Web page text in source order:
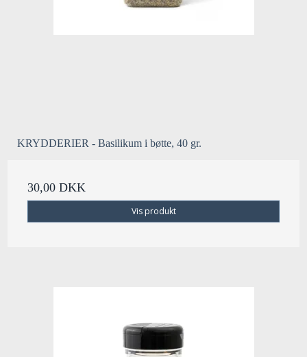
KRYDDERIER - Basilikum i bøtte, 40 gr.
30,00 DKK
Vis produkt